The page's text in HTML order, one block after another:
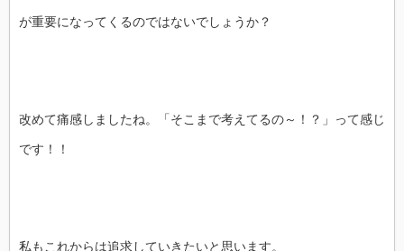
が重要になってくるのではないでしょうか？
改めて痛感しましたね。「そこまで考えてるの～！？」って感じ
です！！
私もこれからは追求していきたいと思います。